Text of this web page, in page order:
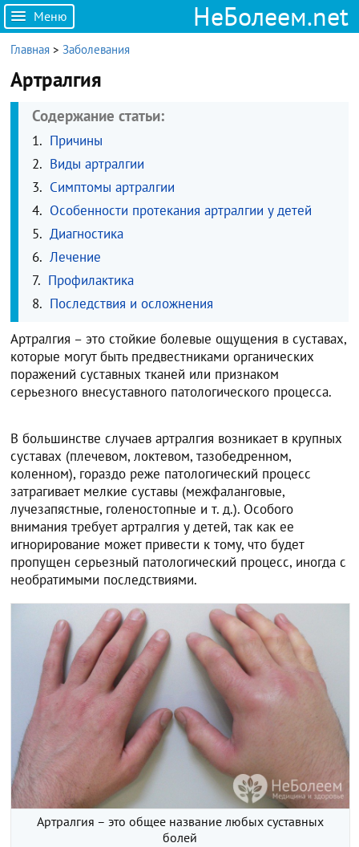
Меню НеБолеем.net
Главная >Заболевания
Артралгия
Содержание статьи:
Причины
Виды артралгии
Симптомы артралгии
Особенности протекания артралгии у детей
Диагностика
Лечение
Профилактика
Последствия и осложнения
Артралгия – это стойкие болевые ощущения в суставах,
которые могут быть предвестниками органических
поражений суставных тканей или признаком
серьезного внесуставного патологического процесса.
В большинстве случаев артралгия возникает в крупных
суставах (плечевом, локтевом, тазобедренном,
коленном), гораздо реже патологический процесс
затрагивает мелкие суставы (межфаланговые,
лучезапястные, голеностопные и т. д.). Особого
внимания требует артралгия у детей, так как ее
игнорирование может привести к тому, что будет
пропущен серьезный патологический процесс, иногда с
необратимыми последствиями.
Артралгия – это общее название любых суставных
болей